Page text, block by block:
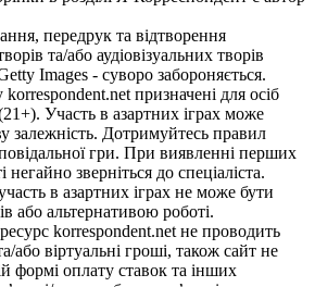
передрук та відтворення
та/або аудіовізуальних творів
Images - суворо забороняється.
призначені для осіб
Участь в азартних іграх може
залежність. Дотримуйтесь правил
гри. При виявленні перших
негайно зверніться до спеціаліста.
в азартних іграх не може бути
або альтернативою роботі.
korrespondent.net не проводить
або віртуальні гроші, також сайт не
формі оплату ставок та інших